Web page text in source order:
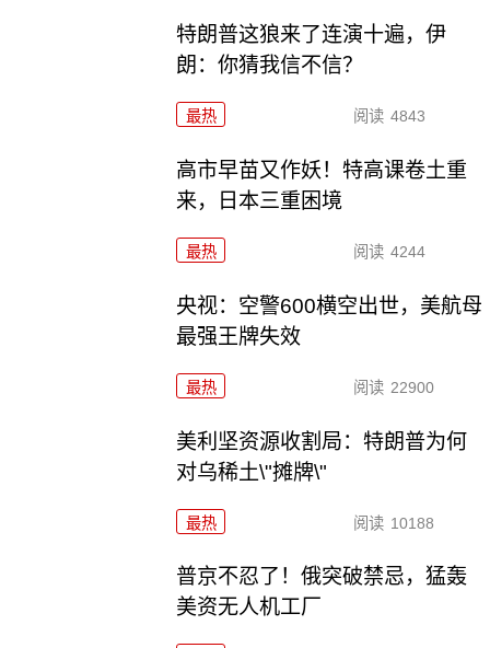
特朗普这狼来了连演十遍，伊
朗：你猜我信不信？
最热 阅读 4843
高市早苗又作妖！特高课卷土重
来，日本三重困境
最热 阅读 4244
央视：空警600横空出世，美航母
最强王牌失效
最热 阅读 22900
美利坚资源收割局：特朗普为何
对乌稀土\"摊牌\"
最热 阅读 10188
普京不忍了！俄突破禁忌，猛轰
美资无人机工厂